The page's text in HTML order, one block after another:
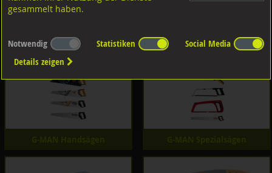
LIDAC Karosseriesägeblätter Bi-
Metall
gesammelt haben.
Notwendig Statistiken
Social Media
Details zeigen